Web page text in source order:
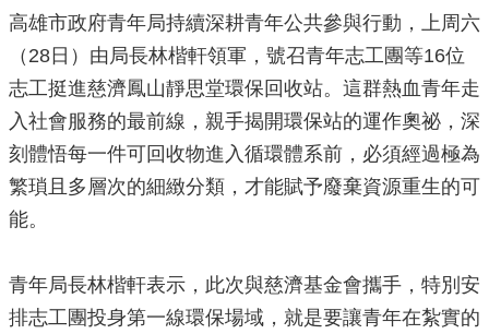
告
雄
青
資
源
主
題
專
區
便
民
服
高雄市政府青年局持續深耕青年公共參與行動，上周六
（28日）由局長林楷軒領軍，號召青年志工團等16位
志工挺進慈濟鳳山靜思堂環保回收站。這群熱血青年走
入社會服務的最前線，親手揭開環保站的運作奧祕，深
刻體悟每一件可回收物進入循環體系前，必須經過極為
繁瑣且多層次的細緻分類，才能賦予廢棄資源重生的可
能。
青年局長林楷軒表示，此次與慈濟基金會攜手，特別安
排志工團投身第一線環保場域，就是要讓青年在紮實的